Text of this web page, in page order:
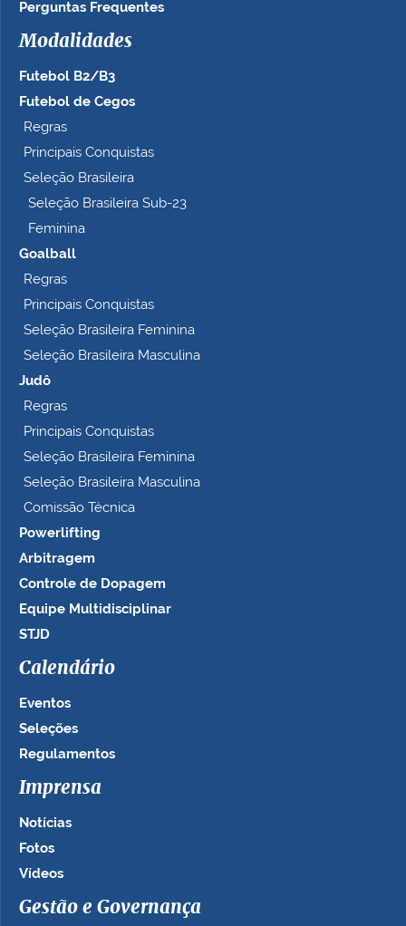
Perguntas Frequentes
Modalidades
Futebol B2/B3
Futebol de Cegos
Regras
Principais Conquistas
Seleção Brasileira
Seleção Brasileira Sub-23
Feminina
Goalball
Regras
Principais Conquistas
Seleção Brasileira Feminina
Seleção Brasileira Masculina
Judô
Regras
Principais Conquistas
Seleção Brasileira Feminina
Seleção Brasileira Masculina
Comissão Técnica
Powerlifting
Arbitragem
Controle de Dopagem
Equipe Multidisciplinar
STJD
Calendário
Eventos
Seleções
Regulamentos
Imprensa
Notícias
Fotos
Vídeos
Gestão e Governança